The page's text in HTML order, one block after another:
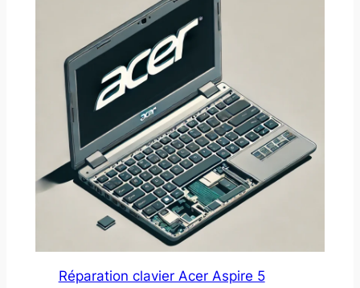
Réparation clavier Acer Aspire 5